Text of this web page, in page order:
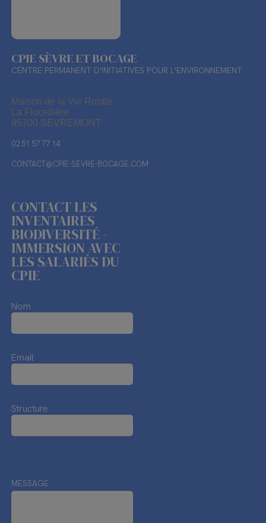
CPIE SÈVRE ET BOCAGE
CENTRE PERMANENT D'INITIATIVES POUR L'ENVIRONNEMENT
Maison de la Vie Rurale
La Flocellière
85700 SEVREMONT
02 51 57 77 14
CONTACT@CPIE-SEVRE-BOCAGE.COM
CONTACT LES
INVENTAIRES
BIODIVERSITÉ -
IMMERSION AVEC
LES SALARIÉS DU
CPIE
Nom
Email
Structure
MESSAGE